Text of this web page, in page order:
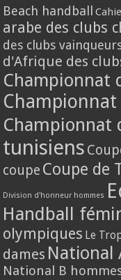
Beach handball
arabe des clubs
des clubs
d'Afrique des
Championnat
Championnat
Championnat
tunisiens
coupe Coupe de
Division d'honneur hommes
Handball
olympiques Le
dames National
National B